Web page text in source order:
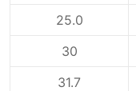
25.0
30
31.7